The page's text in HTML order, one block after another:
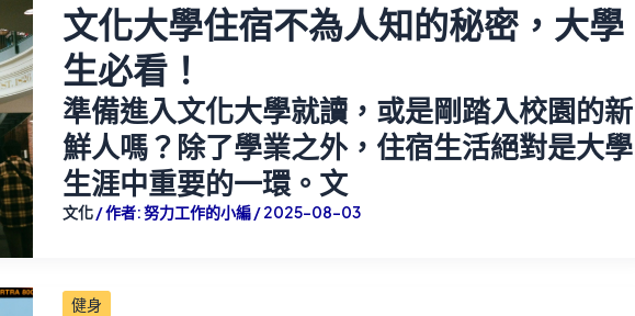
文化大學住宿不為人知的秘密，大學
生必看！
準備進入文化大學就讀，或是剛踏入校園的新
鮮人嗎？除了學業之外，住宿生活絕對是大學
生涯中重要的一環。文
文化/ 作者:努力工作的小編/2025-08-03
健身